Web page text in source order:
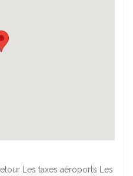
Les taxes aéroports Les